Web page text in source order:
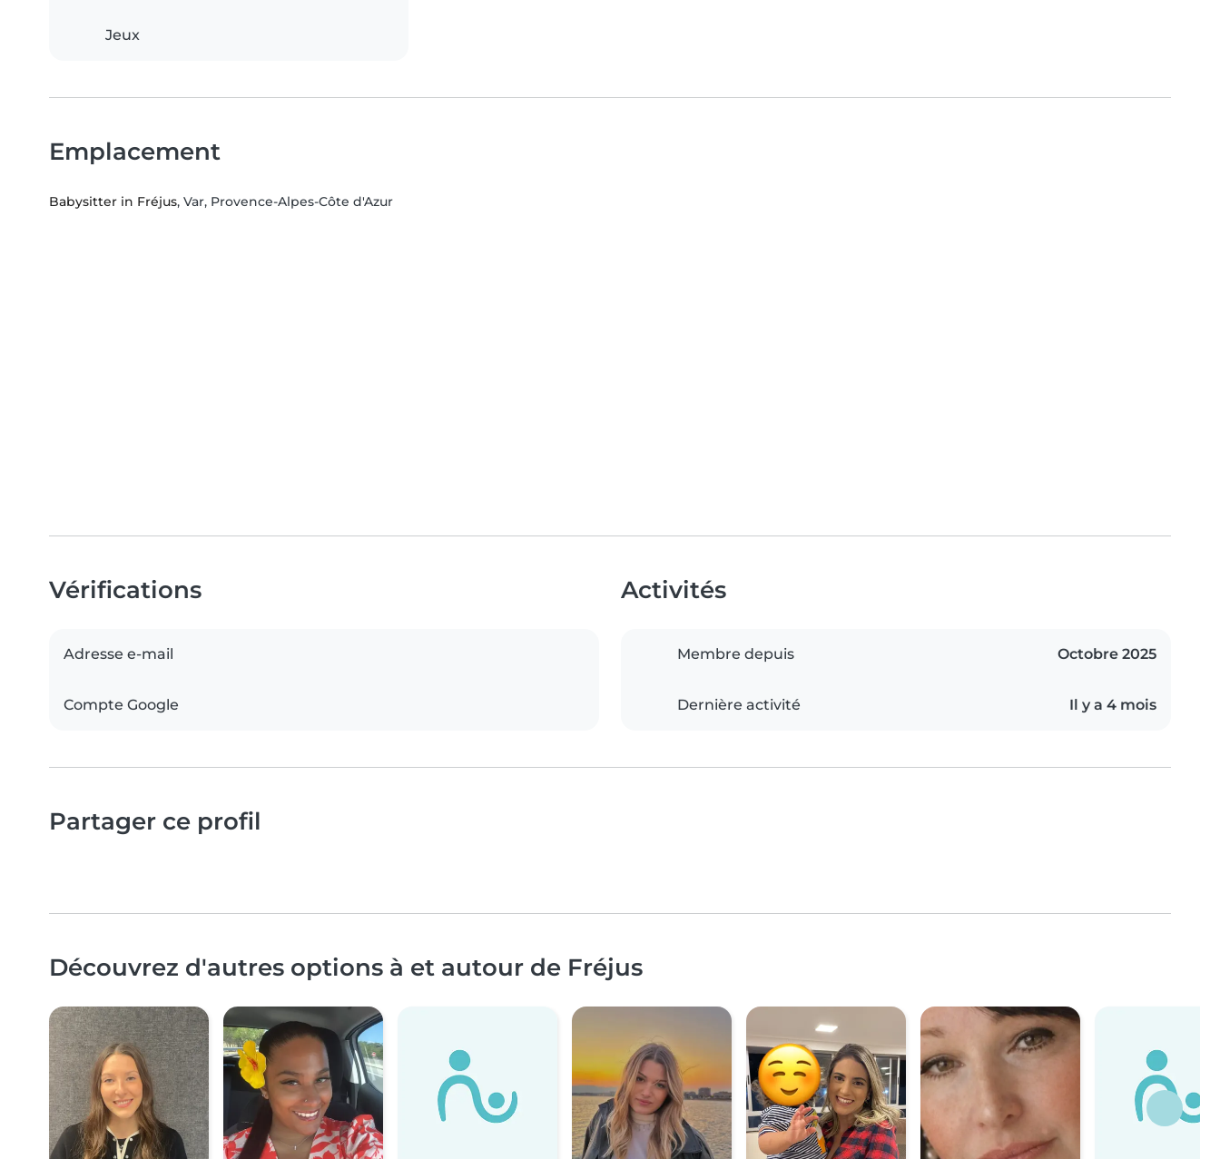
Jeux
Emplacement
Babysitter in Fréjus, Var, Provence-Alpes-Côte d'Azur
Vérifications
Adresse e-mail
Compte Google
Activités
Membre depuis Octobre 2025
Dernière activité Il y a 4 mois
Partager ce profil
Découvrez d'autres options à et autour de Fréjus